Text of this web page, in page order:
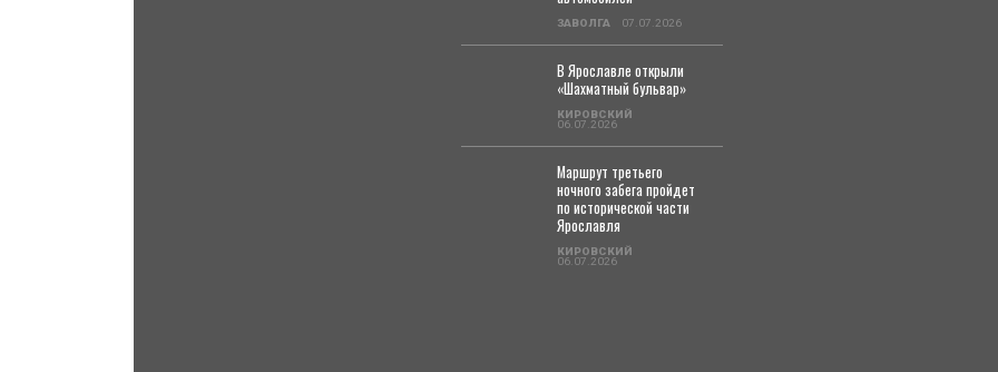
ЗАВОЛГА 07.07.2026
В Ярославле открыли
«Шахматный бульвар»
КИРОВСКИЙ
06.07.2026
Маршрут третьего
ночного забега пройдет
по исторической части
Ярославля
КИРОВСКИЙ
06.07.2026